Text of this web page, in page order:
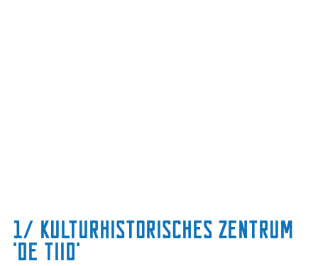
1/ KULTURHISTORISCHES ZENTRUM
'DE TIID'